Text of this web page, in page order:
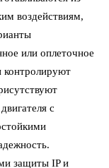
воздействиям,
или оплеточное
с
защиты IP и